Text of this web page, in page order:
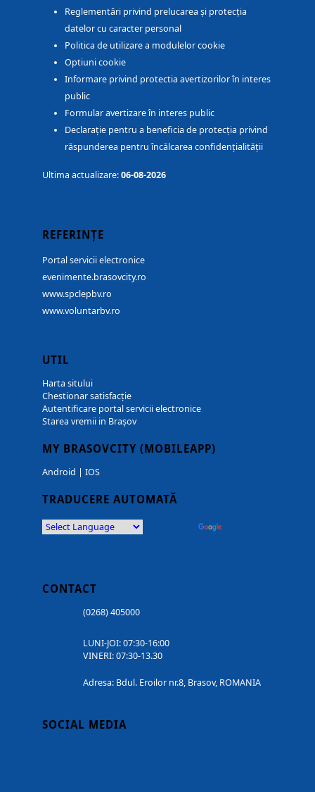
Reglementări privind prelucarea și protecția
datelor cu caracter personal
Politica de utilizare a modulelor cookie
Optiuni cookie
Informare privind protectia avertizorilor în interes
public
Formular avertizare în interes public
Declarație pentru a beneficia de protecția privind
răspunderea pentru încălcarea confidențialității
Ultima actualizare:06-08-2026
REFERINȚE
Portal servicii electronice
evenimente.brasovcity.ro
www.spclepbv.ro
www.voluntarbv.ro
UTIL
Harta sitului
Chestionar satisfacție
Autentificare portal servicii electronice
Starea vremii in Brașov
MY BRASOVCITY (MOBILEAPP)
Android | IOS
TRADUCERE AUTOMATĂ
CONTACT
(0268) 405000
LUNI-JOI: 07:30-16:00
VINERI: 07:30-13.30
Adresa: Bdul. Eroilor nr.8, Brasov, ROMANIA
SOCIAL MEDIA